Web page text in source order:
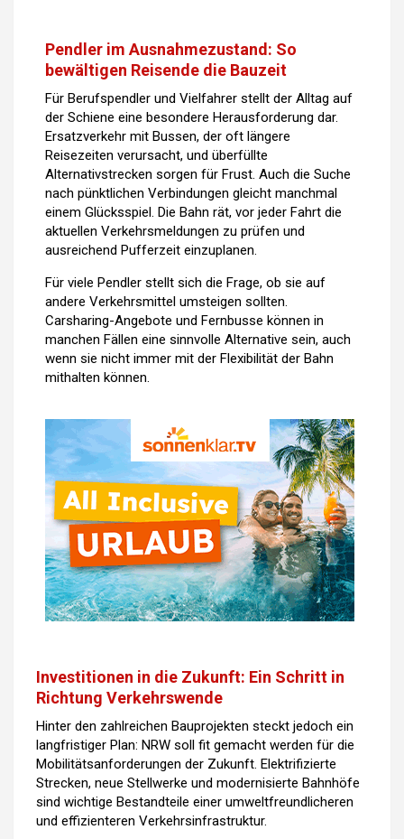
Pendler im Ausnahmezustand: So
bewältigen Reisende die Bauzeit
Für Berufspendler und Vielfahrer stellt der Alltag auf
der Schiene eine besondere Herausforderung dar.
Ersatzverkehr mit Bussen, der oft längere
Reisezeiten verursacht, und überfüllte
Alternativstrecken sorgen für Frust. Auch die Suche
nach pünktlichen Verbindungen gleicht manchmal
einem Glücksspiel. Die Bahn rät, vor jeder Fahrt die
aktuellen Verkehrsmeldungen zu prüfen und
ausreichend Pufferzeit einzuplanen.
Für viele Pendler stellt sich die Frage, ob sie auf
andere Verkehrsmittel umsteigen sollten.
Carsharing-Angebote und Fernbusse können in
manchen Fällen eine sinnvolle Alternative sein, auch
wenn sie nicht immer mit der Flexibilität der Bahn
mithalten können.
Investitionen in die Zukunft: Ein Schritt in
Richtung Verkehrswende
Hinter den zahlreichen Bauprojekten steckt jedoch ein
langfristiger Plan: NRW soll fit gemacht werden für die
Mobilitätsanforderungen der Zukunft. Elektrifizierte
Strecken, neue Stellwerke und modernisierte Bahnhöfe
sind wichtige Bestandteile einer umweltfreundlicheren
und effizienteren Verkehrsinfrastruktur.